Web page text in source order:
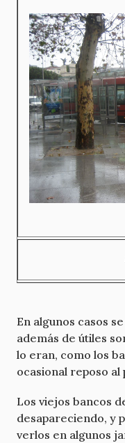
En algunos casos
además de útiles
lo eran, como los
ocasional reposo al
Los viejos bancos
desapareciendo, y
verlos en algunos